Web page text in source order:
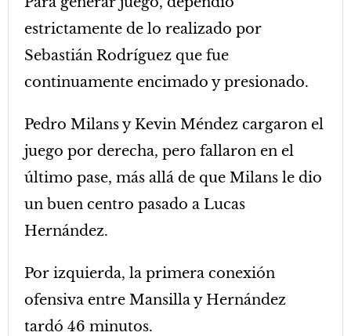
estrictamente de lo realizado por
Sebastián Rodríguez que fue
continuamente encimado y presionado.
Pedro Milans y Kevin Méndez cargaron el
juego por derecha, pero fallaron en el
último pase, más allá de que Milans le dio
un buen centro pasado a Lucas
Hernández.
Por izquierda, la primera conexión
ofensiva entre Mansilla y Hernández
tardó 46 minutos.